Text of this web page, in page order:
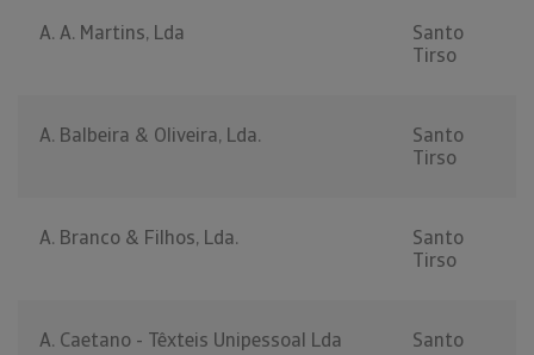
A. A. Martins, Lda
Santo
Tirso
A. Balbeira & Oliveira, Lda.
Santo
Tirso
A. Branco & Filhos, Lda.
Santo
Tirso
A. Caetano - Têxteis Unipessoal Lda
Santo